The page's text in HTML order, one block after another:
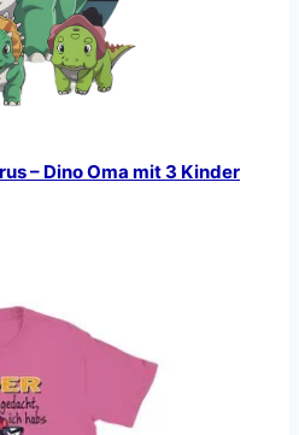
– Dino Oma mit 3 Kinder